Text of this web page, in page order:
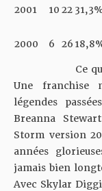
2001 10 22
2000 6 26
Ce
Une franchise
légendes
Breanna
Storm version
années
jamais bien
Avec Skylar